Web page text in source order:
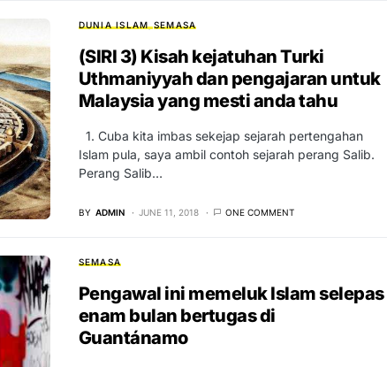
DUNIA ISLAM SEMASA
(SIRI 3) Kisah kejatuhan Turki
Uthmaniyyah dan pengajaran untuk
Malaysia yang mesti anda tahu
1. Cuba kita imbas sekejap sejarah pertengahan
Islam pula, saya ambil contoh sejarah perang Salib.
Perang Salib…
BY ADMIN JUNE 11, 2018 ONE COMMENT
SEMASA
Pengawal ini memeluk Islam selepas
enam bulan bertugas di
Guantánamo